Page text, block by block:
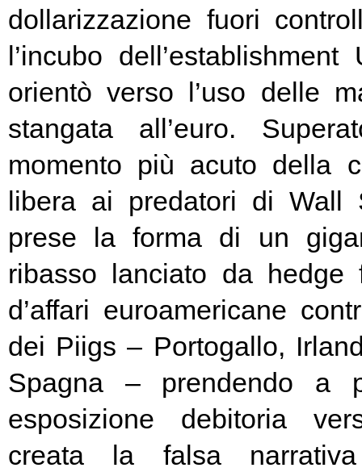
dollarizzazione fuori
l’incubo
orientò verso l’uso delle
stangata all’euro.
momento più acuto della
libera ai predatori di Wall
prese la forma di un
ribasso lanciato da hedge
d’affari euroamericane
dei Piigs – Portogallo,
Spagna – prendendo a
esposizione debitoria
creata la falsa narrativa